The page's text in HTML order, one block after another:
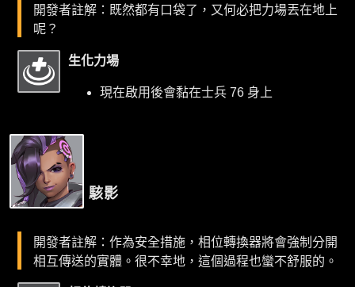
開發者註解：既然都有口袋了，又何必把力場丟在地上
呢？
生化力場
現在啟用後會黏在士兵 76 身上
駭影
開發者註解：作為安全措施，相位轉換器將會強制分開
相互傳送的實體。很不幸地，這個過程也蠻不舒服的。